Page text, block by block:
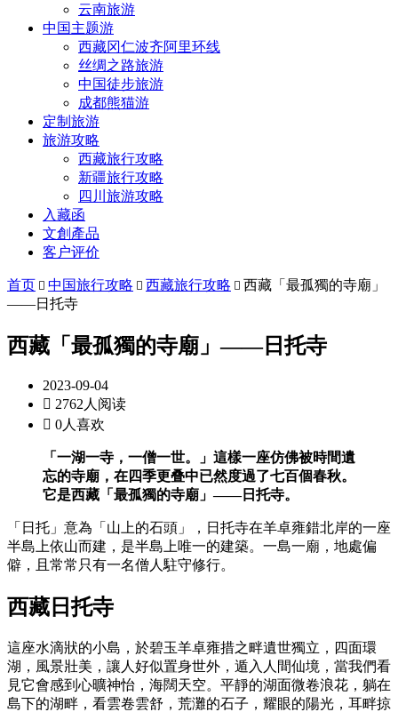
云南旅游
中国主题游
西藏冈仁波齐阿里环线
丝绸之路旅游
中国徒步旅游
成都熊猫游
定制旅游
旅游攻略
西藏旅行攻略
新疆旅行攻略
四川旅游攻略
入藏函
文創產品
客户评价
首页  中国旅行攻略  西藏旅行攻略  西藏「最孤獨的寺廟」
——日托寺
西藏「最孤獨的寺廟」——日托寺
2023-09-04
 2762人阅读
 0人喜欢
「一湖一寺，一僧一世。」這樣一座仿佛被時間遺
忘的寺廟，在四季更叠中已然度過了七百個春秋。
它是西藏「最孤獨的寺廟」——日托寺。
「日托」意為「山上的石頭」，日托寺在羊卓雍錯北岸的一座
半島上依山而建，是半島上唯一的建築。一島一廟，地處偏
僻，且常常只有一名僧人駐守修行。
西藏日托寺
這座水滴狀的小島，於碧玉羊卓雍措之畔遺世獨立，四面環
湖，風景壯美，讓人好似置身世外，遁入人間仙境，當我們看
見它會感到心曠神怡，海闊天空。平靜的湖面微卷浪花，躺在
島下的湖畔，看雲卷雲舒，荒灘的石子，耀眼的陽光，耳畔掠